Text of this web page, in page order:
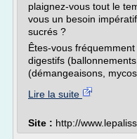
plaignez-vous tout le
vous un besoin
sucrés ?
Êtes-vous
digestifs
(démangeaisons,
Lire la suite
Site : http://